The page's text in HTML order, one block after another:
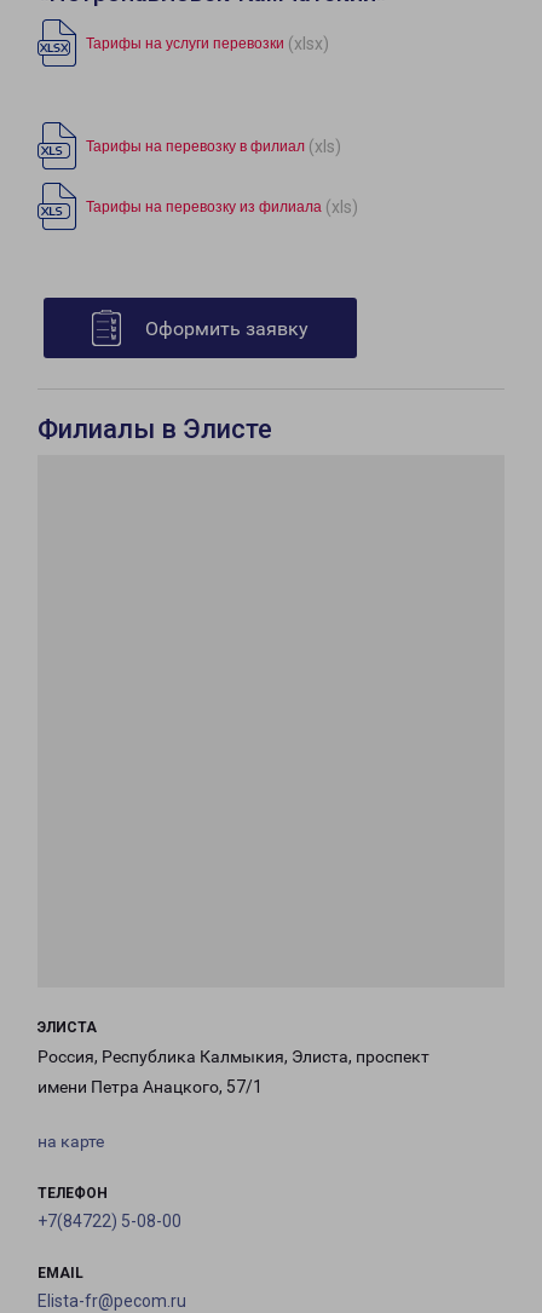
Тарифы на услуги перевозки (xlsx)
Тарифы на перевозку в филиал (xls)
Тарифы на перевозку из филиала (xls)
Оформить заявку
Филиалы в Элисте
ЭЛИСТА
Россия, Республика Калмыкия, Элиста, проспект
имени Петра Анацкого, 57/1
на карте
ТЕЛЕФОН
+7(84722) 5-08-00
EMAIL
Elista-fr@pecom.ru